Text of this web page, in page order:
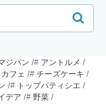
ジパン
アントルメ
カフェ
チーズケーキ
トップパティシエ
デア 野菜